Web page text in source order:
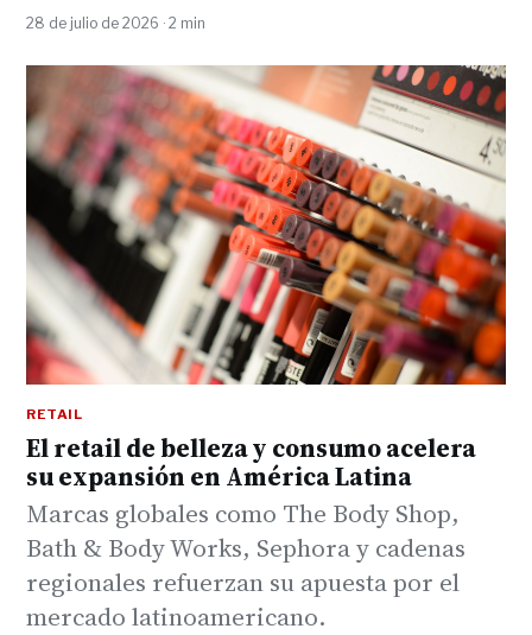
28 de julio de 2026 · 2 min
RETAIL
El retail de belleza y consumo acelera
su expansión en América Latina
Marcas globales como The Body Shop,
Bath & Body Works, Sephora y cadenas
regionales refuerzan su apuesta por el
mercado latinoamericano.